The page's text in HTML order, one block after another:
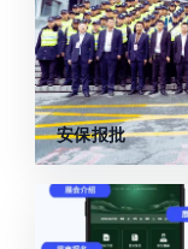
安保报批